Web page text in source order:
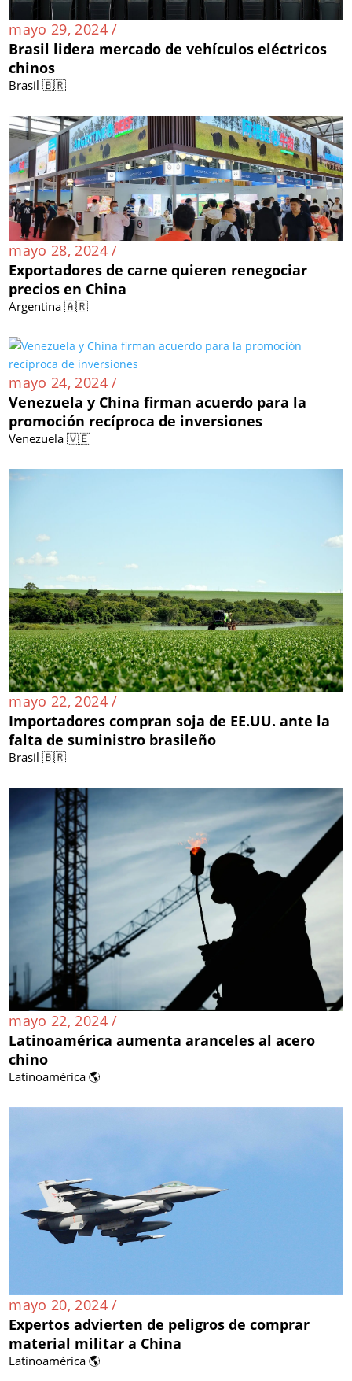
mayo 29, 2024 /
Brasil lidera mercado de vehículos eléctricos
chinos
Brasil 🇧🇷
mayo 28, 2024 /
Exportadores de carne quieren renegociar
precios en China
Argentina 🇦🇷
mayo 24, 2024 /
Venezuela y China firman acuerdo para la
promoción recíproca de inversiones
Venezuela 🇻🇪
mayo 22, 2024 /
Importadores compran soja de EE.UU. ante la
falta de suministro brasileño
Brasil 🇧🇷
mayo 22, 2024 /
Latinoamérica aumenta aranceles al acero
chino
Latinoamérica 🌎
mayo 20, 2024 /
Expertos advierten de peligros de comprar
material militar a China
Latinoamérica 🌎